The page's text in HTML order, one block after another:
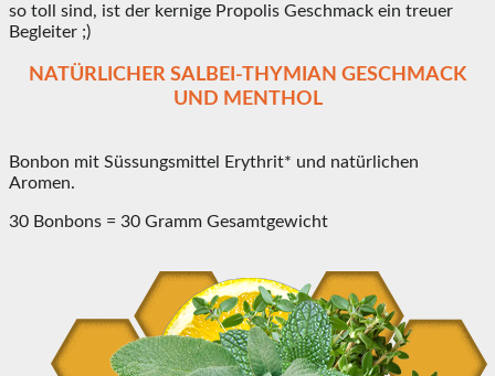
so toll sind, ist der kernige Propolis Geschmack ein treuer
Begleiter ;)
NATÜRLICHER SALBEI-THYMIAN GESCHMACK
UND MENTHOL
Bonbon mit Süssungsmittel Erythrit* und natürlichen
Aromen.
30 Bonbons = 30 Gramm Gesamtgewicht